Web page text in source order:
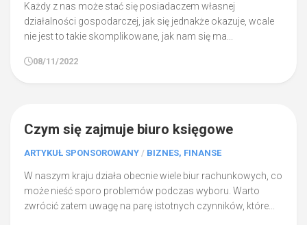
Każdy z nas może stać się posiadaczem własnej
działalności gospodarczej, jak się jednakże okazuje, wcale
nie jest to takie skomplikowane, jak nam się ma...
08/11/2022
Czym się zajmuje biuro księgowe
ARTYKUŁ SPONSOROWANY / BIZNES, FINANSE
W naszym kraju działa obecnie wiele biur rachunkowych, co
może nieść sporo problemów podczas wyboru. Warto
zwrócić zatem uwagę na parę istotnych czynników, które...